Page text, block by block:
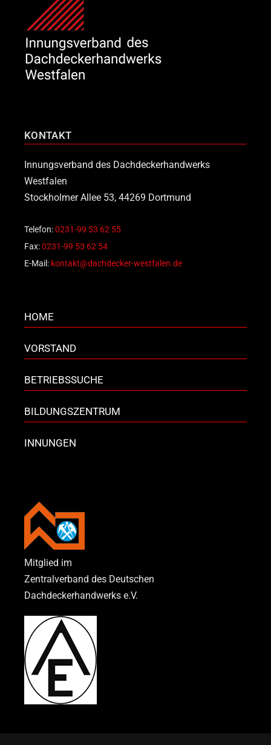
KONTAKT
Innungsverband des Dachdeckerhandwerks
Westfalen
Stockholmer Allee 53, 44269 Dortmund
Telefon:0231-99 53 62 55
Fax:0231-99 53 62 54
E-Mail: kontakt@dachdecker-westfalen.de
HOME
VORSTAND
BETRIEBSSUCHE
BILDUNGSZENTRUM
INNUNGEN
Mitglied im
Zentralverband des Deutschen
Dachdeckerhandwerks e.V.